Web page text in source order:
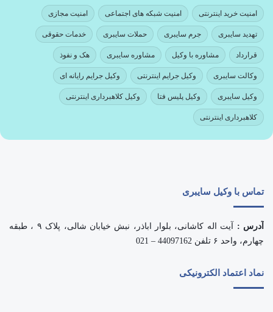
امنیت خرید اینترنتی امنیت شبکه های اجتماعی امنیت مجازی
تهدید سایبری جرم سایبری حملات سایبری خدمات حقوقی
قرارداد مشاوره با وکیل مشاوره سایبری هک و نفوذ
وکالت سایبری وکیل جرایم اینترنتی وکیل جرایم رایانه ای
وکیل سایبری وکیل پلیس فتا وکیل کلاهبرداری اینترنتی
کلاهبرداری اینترنتی
تماس با وکیل سایبری
آدرس :
آیت اله کاشانی، بلوار اباذر، نبش خیابان شالی، پلاک ۹ ، طبقه
چهارم، واحد ۶ تلفن 44097162 – 021
نماد اعتماد الکترونیکی